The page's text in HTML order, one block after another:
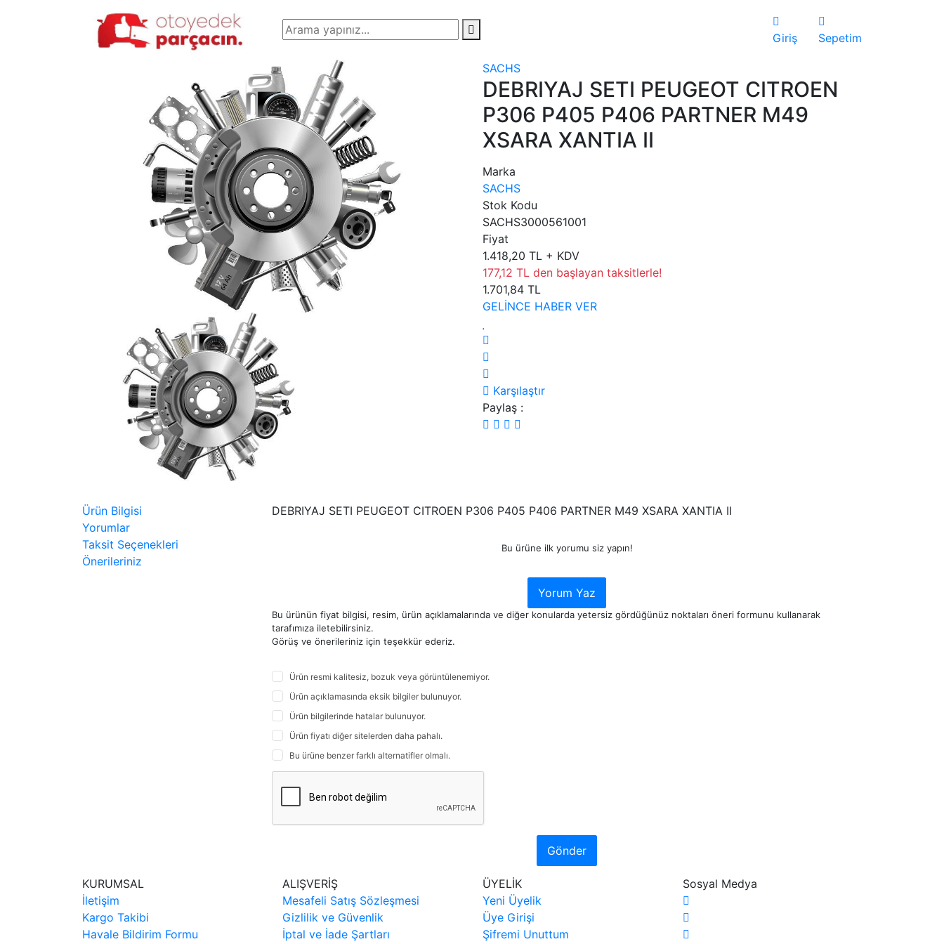
Giriş Sepetim
SACHS
DEBRIYAJ SETI PEUGEOT CITROEN
P306 P405 P406 PARTNER M49
XSARA XANTIA II
Marka
SACHS
Stok Kodu
SACHS3000561001
Fiyat
1.418,20 TL + KDV
177,12 TL den başlayan taksitlerle!
1.701,84 TL
GELİNCE HABER VER
Karşılaştır
Paylaş :
Ürün Bilgisi
Yorumlar
Taksit Seçenekleri
Önerileriniz
DEBRIYAJ SETI PEUGEOT CITROEN P306 P405 P406 PARTNER M49 XSARA XANTIA II
Bu ürüne ilk yorumu siz yapın!
Yorum Yaz
Bu ürünün fiyat bilgisi, resim, ürün açıklamalarında ve diğer konularda yetersiz gördüğünüz noktaları öneri formunu kullanarak
tarafımıza iletebilirsiniz.
Görüş ve önerileriniz için teşekkür ederiz.
Ürün resmi kalitesiz, bozuk veya görüntülenemiyor.
Ürün açıklamasında eksik bilgiler bulunuyor.
Ürün bilgilerinde hatalar bulunuyor.
Ürün fiyatı diğer sitelerden daha pahalı.
Bu ürüne benzer farklı alternatifler olmalı.
Gönder
KURUMSAL
İletişim
Kargo Takibi
Havale Bildirim Formu
ALIŞVERİŞ
Mesafeli Satış Sözleşmesi
Gizlilik ve Güvenlik
İptal ve İade Şartları
ÜYELİK
Yeni Üyelik
Üye Girişi
Şifremi Unuttum
Sosyal Medya